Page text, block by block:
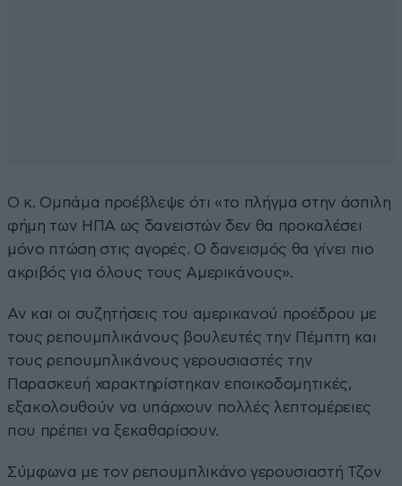
Ο κ. Ομπάμα προέβλεψε ότι «το πλήγμα στην άσπιλη
φήμη των ΗΠΑ ως δανειστών δεν θα προκαλέσει
μόνο πτώση στις αγορές. Ο δανεισμός θα γίνει πιο
ακριβός για όλους τους Αμερικάνους».
Αν και οι συζητήσεις του αμερικανού προέδρου με
τους ρεπουμπλικάνους βουλευτές την Πέμπτη και
τους ρεπουμπλικάνους γερουσιαστές την
Παρασκευή χαρακτηρίστηκαν εποικοδομητικές,
εξακολουθούν να υπάρχουν πολλές λεπτομέρειες
που πρέπει να ξεκαθαρίσουν.
Σύμφωνα με τον ρεπουμπλικάνο γερουσιαστή Τζον